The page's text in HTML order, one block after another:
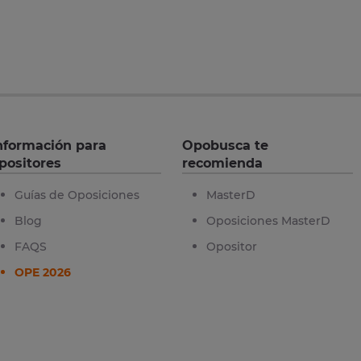
para
Guías de Oposiciones
Blog
FAQS
OPE 2026
Opobusca te
recomienda
MasterD
Oposiciones MasterD
Opositor